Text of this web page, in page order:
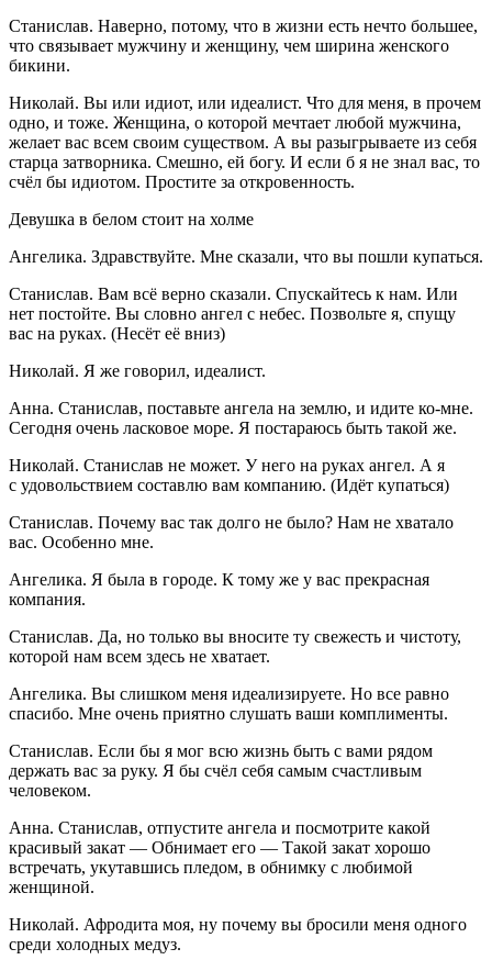
Станислав. Наверно, потому, что в жизни есть нечто большее,
что связывает мужчину и женщину, чем ширина женского
бикини.
Николай. Вы или идиот, или идеалист. Что для меня, в прочем
одно, и тоже. Женщина, о которой мечтает любой мужчина,
желает вас всем своим существом. А вы разыгрываете из себя
старца затворника. Смешно, ей богу. И если б я не знал вас, то
счёл бы идиотом. Простите за откровенность.
Девушка в белом стоит на холме
Ангелика. Здравствуйте. Мне сказали, что вы пошли купаться.
Станислав. Вам всё верно сказали. Спускайтесь к нам. Или
нет постойте. Вы словно ангел с небес. Позвольте я, спущу
вас на руках. (Несёт её вниз)
Николай. Я же говорил, идеалист.
Анна. Станислав, поставьте ангела на землю, и идите ко-мне.
Сегодня очень ласковое море. Я постараюсь быть такой же.
Николай. Станислав не может. У него на руках ангел. А я
с удовольствием составлю вам компанию. (Идёт купаться)
Станислав. Почему вас так долго не было? Нам не хватало
вас. Особенно мне.
Ангелика. Я была в городе. К тому же у вас прекрасная
компания.
Станислав. Да, но только вы вносите ту свежесть и чистоту,
которой нам всем здесь не хватает.
Ангелика. Вы слишком меня идеализируете. Но все равно
спасибо. Мне очень приятно слушать ваши комплименты.
Станислав. Если бы я мог всю жизнь быть с вами рядом
держать вас за руку. Я бы счёл себя самым счастливым
человеком.
Анна. Станислав, отпустите ангела и посмотрите какой
красивый закат — Обнимает его — Такой закат хорошо
встречать, укутавшись пледом, в обнимку с любимой
женщиной.
Николай. Афродита моя, ну почему вы бросили меня одного
среди холодных медуз.